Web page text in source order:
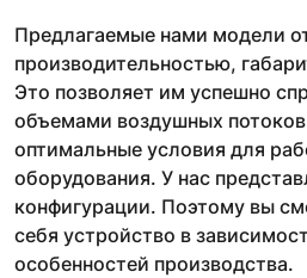
Предлагаемые нами модели
производительностью,
Это позволяет им успешно
объемами воздушных потоков
оптимальные условия для
оборудования. У нас
конфигурации. Поэтому вы
себя устройство в
особенностей производства.